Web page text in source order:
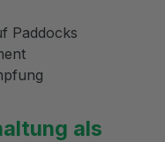
Paddocks
als